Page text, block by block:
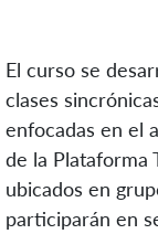
El curso se
clases
enfocadas en el
de la Plataforma
ubicados en
participarán en